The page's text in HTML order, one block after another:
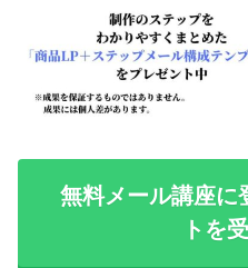
無料メール講座に
トを